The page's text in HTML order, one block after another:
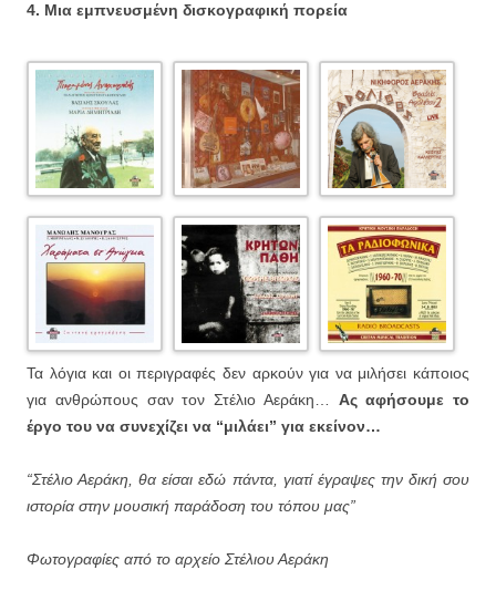
4. Μια εμπνευσμένη δισκογραφική πορεία
Τα λόγια και οι περιγραφές δεν αρκούν για να μιλήσει κάποιος
για ανθρώπους σαν τον Στέλιο Αεράκη… Ας αφήσουμε το
έργο του να συνεχίζει να “μιλάει” για εκείνον…
“Στέλιο Αεράκη, θα είσαι εδώ πάντα, γιατί έγραψες την δική σου
ιστορία στην μουσική παράδοση του τόπου μας”
Φωτογραφίες από το αρχείο Στέλιου Αεράκη